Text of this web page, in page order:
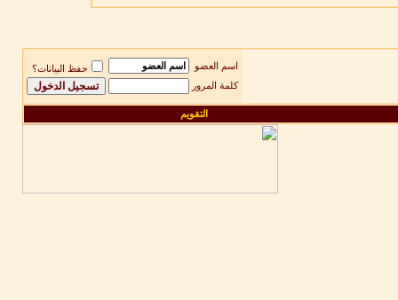
اسم العضو
حفظ البيانات؟
كلمة المرور
التقويم